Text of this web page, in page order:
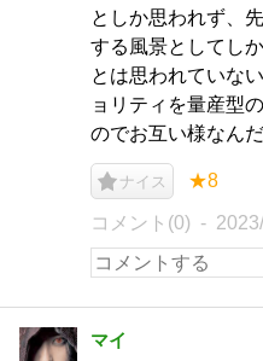
としか思われず、
する風景としてし
とは思われていな
ョリティを量産型
のでお互い様なん
ナイス ★8
コメント(0)
マイ